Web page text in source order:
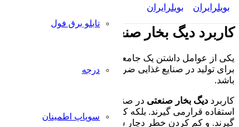
تابلو برق فول
درجه
سوپاپ اطمینان
کاربرد دیگ بخار صنعتی در صنایع غذایی
یکی از عوامل داشتن یک جامعه سالم توجه به صنعت غذایی آن
برای تولید در صنایع غذایی ضرورت دارد. دیگ بخار صنعتی
باشد.
کاربرد دیگ بخار صنعتی در صنایع غذایی بسیار متنوع می
استفاده قرارمی گیرند. بلکه کاربرد دیگ بخار صنعتی در
گیرند. و کم کردن خطر دچار شدن مواد غذایی به میکروب و